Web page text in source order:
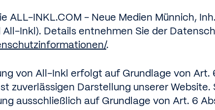
ALL-INKL.COM - Neue Medien Münnich,
Inkl). Details entnehmen Sie der
.
von All-Inkl erfolgt auf Grundlage von Art.
zuverlässigen Darstellung unserer
ausschließlich auf Grundlage von Art. 6